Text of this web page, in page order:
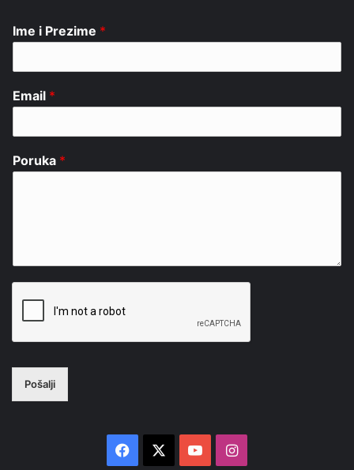
Ime i Prezime *
Email *
Poruka *
Pošalji
Facebook YouTubeInstagram